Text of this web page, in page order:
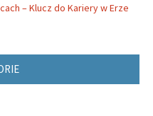
– Klucz do Kariery w Erze